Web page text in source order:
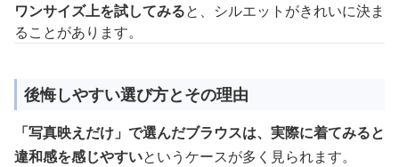
ワンサイズ上を試してみると、シルエットがきれいに決ま
ることがあります。
後悔しやすい選び方とその理由
「写真映えだけ」で選んだブラウスは、実際に着てみると
違和感を感じやすいというケースが多く見られます。